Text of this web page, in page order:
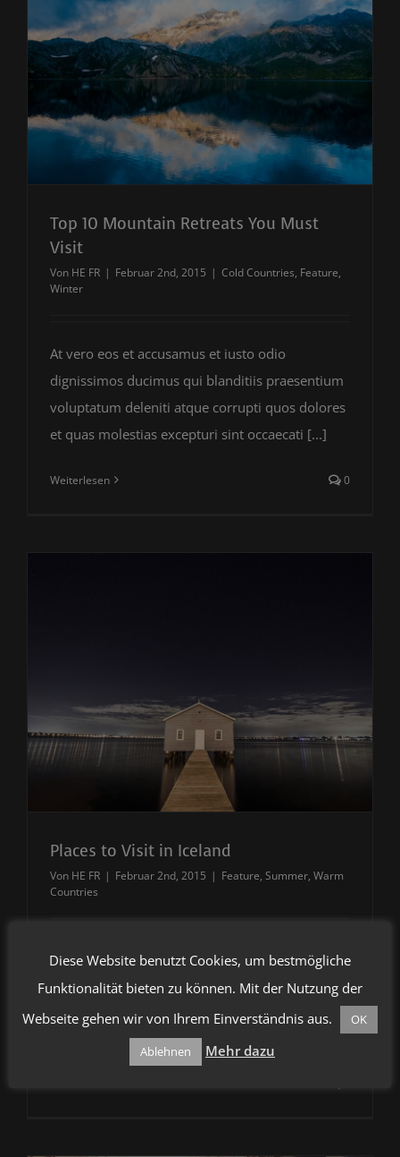
Top 10 Mountain Retreats You Must
Visit
Von HE FR | Februar 2nd, 2015 | Cold Countries, Feature,
Winter
At vero eos et accusamus et iusto odio
dignissimos ducimus qui blanditiis praesentium
voluptatum deleniti atque corrupti quos dolores
et quas molestias excepturi sint occaecati [...]
Weiterlesen 0
Places to Visit in Iceland
Von HE FR | Februar 2nd, 2015 | Feature, Summer, Warm
Countries
Lorem ipsum dolor sit amet, consectetur
adipiscing elit, sed do eiusmod tempor
incididunt ut labore et dolore magna aliqua. Ut
enim ad minim veniam, quis [...]
Diese Website benutzt Cookies, um bestmögliche
Funktionalität bieten zu können. Mit der Nutzung der
Webseite gehen wir von Ihrem Einverständnis aus.
OK
Ablehnen
Mehr dazu